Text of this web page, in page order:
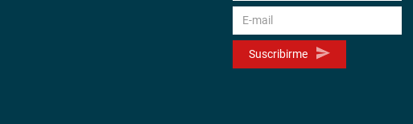
Suscribirme